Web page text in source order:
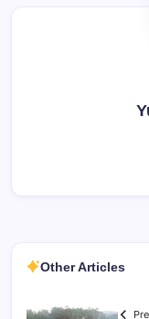
Other Articles